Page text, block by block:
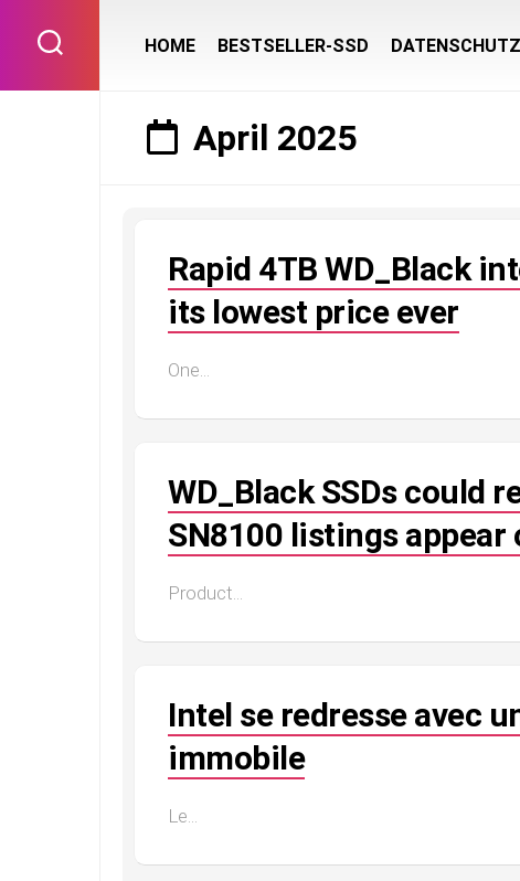
content
HOME BESTSELLER-SSD DATENSCHUTZ
April 2025
Rapid 4TB WD_Black
its lowest price ever
One...
WD_Black SSDs could
SN8100 listings appear
Product...
Intel se redresse avec
immobile
Le...